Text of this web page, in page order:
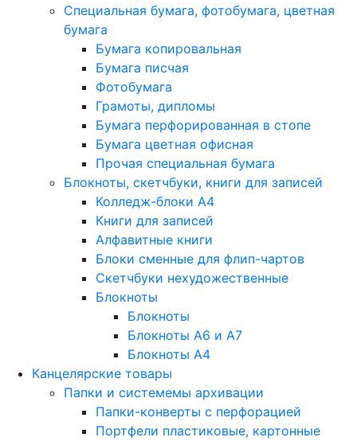
Специальная бумага, фотобумага, цветная
бумага
Бумага копировальная
Бумага писчая
Фотобумага
Грамоты, дипломы
Бумага перфорированная в стопе
Бумага цветная офисная
Прочая специальная бумага
Блокноты, скетчбуки, книги для записей
Колледж-блоки А4
Книги для записей
Алфавитные книги
Блоки сменные для флип-чартов
Скетчбуки нехудожественные
Блокноты
Блокноты
Блокноты A6 и A7
Блокноты A4
Канцелярские товары
Папки и системемы архивации
Папки-конверты с перфорацией
Портфели пластиковые, картонные